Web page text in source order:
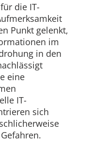
die IT-
Punkt gelenkt,
im
in den
eine
IT-
sich